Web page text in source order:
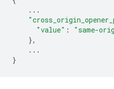
...
"value" :
"same-
},
...
}